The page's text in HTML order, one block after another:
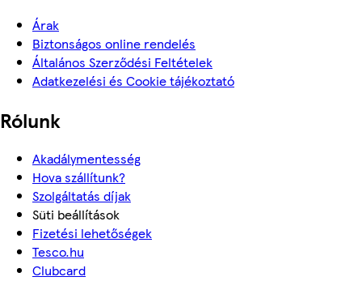
Árak
Biztonságos online rendelés
Általános Szerződési Feltételek
Adatkezelési és Cookie tájékoztató
Rólunk
Akadálymentesség
Hova szállítunk?
Szolgáltatás díjak
Süti beállítások
Fizetési lehetőségek
Tesco.hu
Clubcard